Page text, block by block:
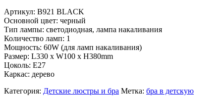
Артикул: B921 BLACK
Основной цвет: черный
Тип лампы: светодиодная, лампа накаливания
Количество ламп: 1
Мощность: 60W (для ламп накаливания)
Размер: L330 x W100 x H380mm
Цоколь: E27
Каркас: дерево
Категория: Детские люстры и бра Метка: бра в детскую